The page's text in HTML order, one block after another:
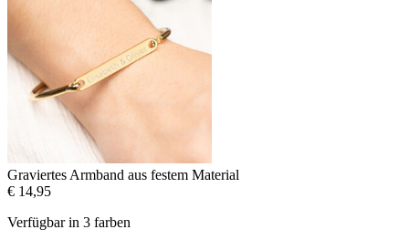
Graviertes Armband aus festem Material
€ 14,95
Verfügbar in 3 farben